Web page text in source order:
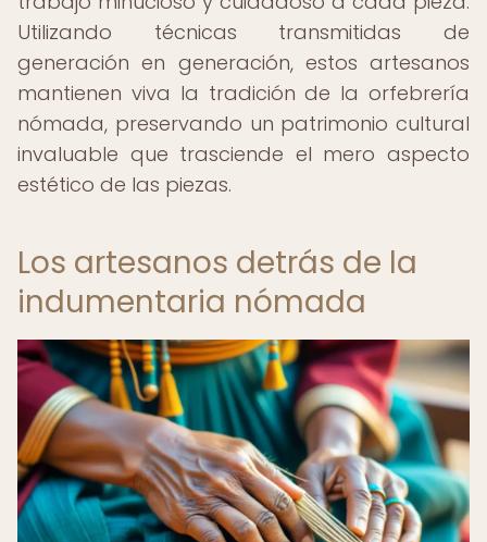
Utilizando técnicas transmitidas de
generación en generación, estos artesanos
mantienen viva la tradición de la orfebrería
nómada, preservando un patrimonio cultural
invaluable que trasciende el mero aspecto
estético de las piezas.
Los artesanos detrás de la
indumentaria nómada